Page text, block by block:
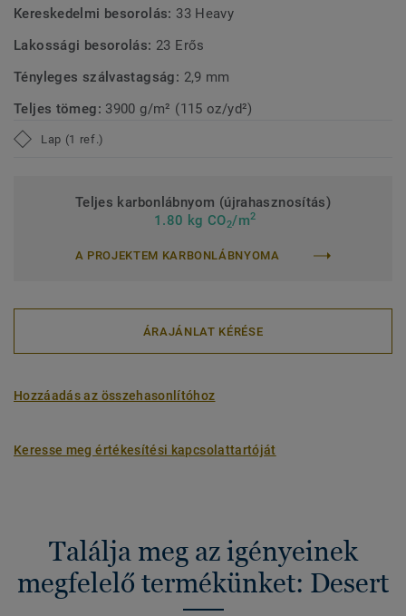
Kereskedelmi besorolás: 33 Heavy
Lakossági besorolás: 23 Erős
Tényleges szálvastagság: 2,9 mm
Teljes tömeg: 3900 g/m² (115 oz/yd²)
Lap (1 ref.)
Teljes karbonlábnyom (újrahasznosítás)
1.80 kg CO2/m2
A PROJEKTEM KARBONLÁBNYOMA
ÁRAJÁNLAT KÉRÉSE
Hozzáadás az összehasonlítóhoz
Keresse meg értékesítési kapcsolattartóját
Találja meg az igényeinek
megfelelő termékünket: Desert